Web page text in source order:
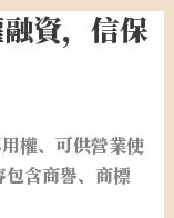
資，信保
權、可供營業使
含商譽、商標